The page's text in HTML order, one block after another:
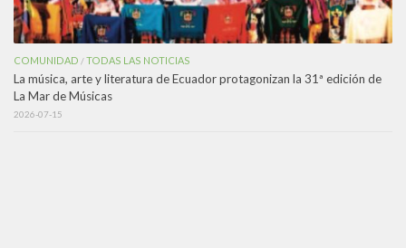
COMUNIDAD /TODAS LAS NOTICIAS
La música, arte y literatura de Ecuador protagonizan la 31ª edición de
La Mar de Músicas
2026-07-15